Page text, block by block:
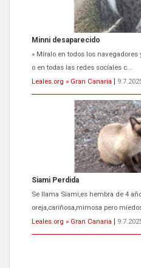
Minni desaparecido
» Míralo en todos los navegadores
o en todas las redes sociales c...
Leales.org » Gran Canaria
Siami Perdida
Se llama Siami,es hembra de 4
oreja,cariñosa,mimosa pero
Leales.org » Gran Canaria